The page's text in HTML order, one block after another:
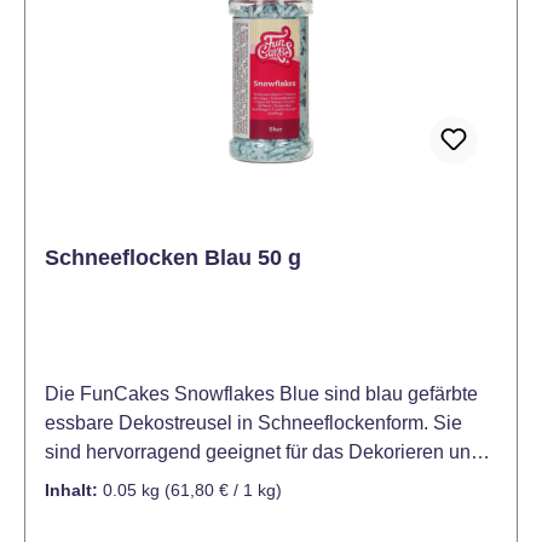
Kühl und dunkel lagern, 15-20°C. Verarbeitung: Für
das beste Ergebnis empfiehlt sich den Rollfondant
auf Raumtemperatur zu bringen und anschließend
zu kneten bis er glatt und elastisch ist. Bestäuben
Sie die Arbeitsfläche mit Puderzucker und rollen Sie
den Fondant mit einem Nudelholz aus (2-3 mm dick).
an den Rändern einfach nochmals kneten, bis die
Kanten beim Ausrollen glatt sind. Anschließend ist
Schneeflocken Blau 50 g
Die FunCakes Snowflakes Blue sind blau gefärbte
essbare Dekostreusel in Schneeflockenform. Sie
sind hervorragend geeignet für das Dekorieren und
Verzieren von Kuchen, Torten, Cupcakes, Muffins,
Inhalt: 0.05 kg (61,80 € / 1 kg)